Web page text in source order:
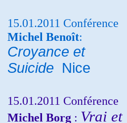
15.01.2011 Conférence
Michel Benoît:
Croyance et
Suicide Nice
15.01.2011 Conférence
Michel Borg : Vrai et